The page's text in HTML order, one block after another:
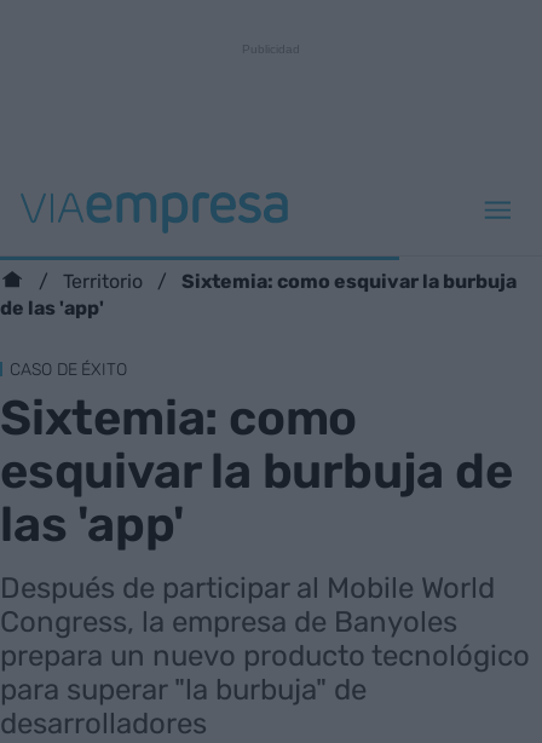
Territorio
Sixtemia: como esquivar la burbuja
de las 'app'
CASO DE ÉXITO
Sixtemia: como
esquivar la burbuja de
las 'app'
Después de participar al Mobile World
Congress, la empresa de Banyoles
prepara un nuevo producto tecnológico
para superar "la burbuja" de
desarrolladores